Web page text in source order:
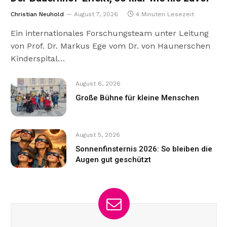
Christian Neuhold August 7, 2026 4 Minuten Lesezeit
Ein internationales Forschungsteam unter Leitung
von Prof. Dr. Markus Ege vom Dr. von Haunerschen
Kinderspital…
August 6, 2026
Große Bühne für kleine Menschen
August 5, 2026
Sonnenfinsternis 2026: So bleiben die
Augen gut geschützt